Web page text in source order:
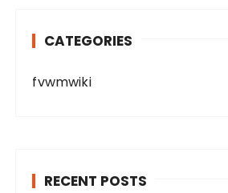
CATEGORIES
fvwmwiki
RECENT POSTS